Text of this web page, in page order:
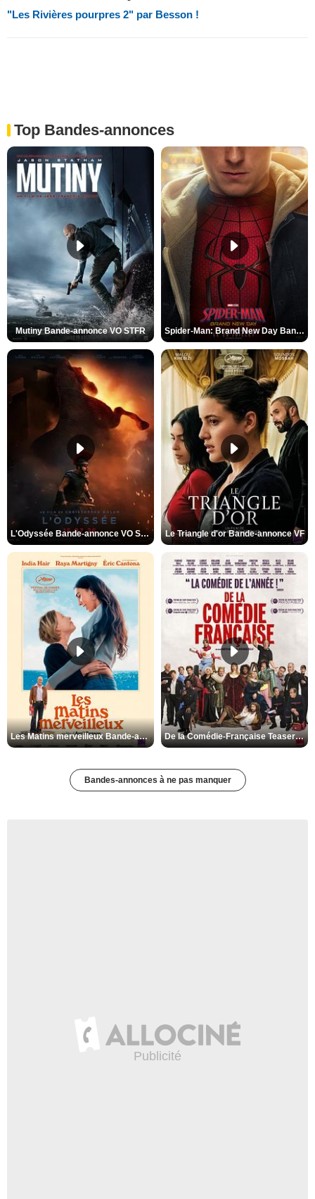
"Les Rivières pourpres 2" par Besson !
Top Bandes-annonces
Mutiny Bande-annonce VO STFR Spider-Man: Brand New Day Bande-annonce VO STFR
L'Odyssée Bande-annonce VO STFR Le Triangle d'or Bande-annonce VF
Les Matins merveilleux Bande-annonce VF De la Comédie-Française Teaser VF
Bandes-annonces à ne pas manquer